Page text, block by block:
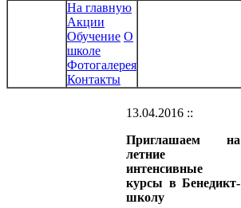
На главную
Акции
Обучение О
школе
Фотогалерея
Контакты
13.04.2016 ::
Приглашаем на
летние
интенсивные
курсы в Бенедикт-
школу